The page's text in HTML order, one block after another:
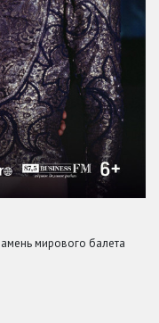
мирового балета